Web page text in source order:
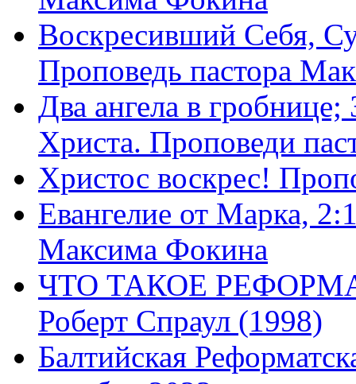
Воскресивший Себя,
Проповедь пастора
Два ангела в
Христа. Проповеди
Христос воскрес!
Евангелие от Марка,
Максима Фокина
ЧТО ТАКОЕ
Роберт Спраул (1998)
Балтийская